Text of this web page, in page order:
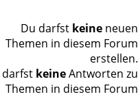
Du darfst keine neuen
Themen in diesem Forum
erstellen.
darfst keineAntworten zu
Themen in diesem Forum